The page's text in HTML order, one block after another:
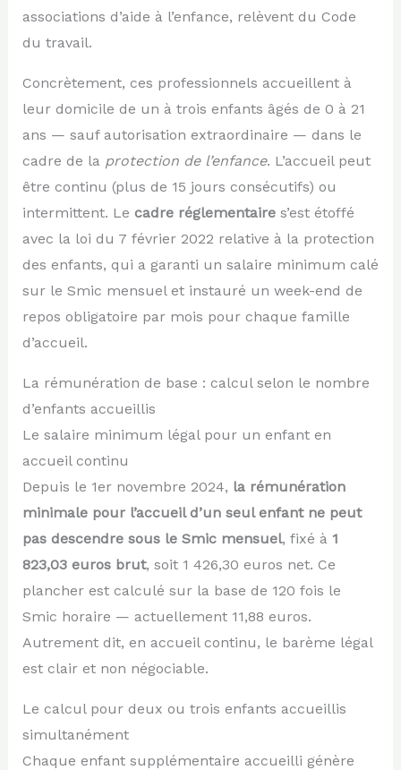
associations d’aide à l’enfance, relèvent du Code
du travail.
Concrètement, ces professionnels accueillent à
leur domicile de un à trois enfants âgés de 0 à 21
ans — sauf autorisation extraordinaire — dans le
cadre de la protection de l’enfance. L’accueil peut
être continu (plus de 15 jours consécutifs) ou
intermittent. Le cadre réglementaires’est étoffé
avec la loi du 7 février 2022 relative à la protection
des enfants, qui a garanti un salaire minimum calé
sur le Smic mensuel et instauré un week-end de
repos obligatoire par mois pour chaque famille
d’accueil.
La rémunération de base : calcul selon le nombre
d’enfants accueillis
Le salaire minimum légal pour un enfant en
accueil continu
Depuis le 1er novembre 2024, la rémunération
minimale pour l’accueil d’un seul enfant ne peut
pas descendre sous le Smic mensuel, fixé à 1
823,03 euros brut, soit 1 426,30 euros net. Ce
plancher est calculé sur la base de 120 fois le
Smic horaire — actuellement 11,88 euros.
Autrement dit, en accueil continu, le barème légal
est clair et non négociable.
Le calcul pour deux ou trois enfants accueillis
simultanément
Chaque enfant supplémentaire accueilli génère